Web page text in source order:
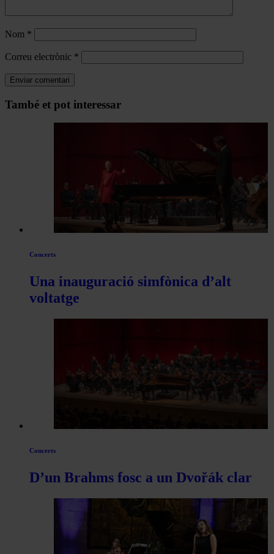
Nom *
Correu electrònic *
Navegar
També et pot interessar
Concerts
Una inauguració simfònica d’alt
voltatge
Concerts
D’un Brahms fosc a un Dvořák clar